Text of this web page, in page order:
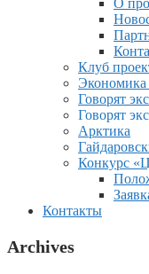
О
Клуб
Экономика
Говорят
Говорят
Арктика
Конкурс
Контакты
Archives